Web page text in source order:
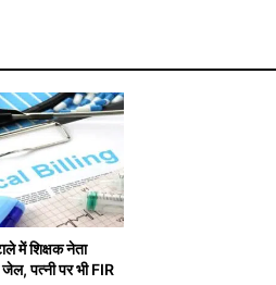
में शिक्षक नेता
पत्नी पर भी FIR